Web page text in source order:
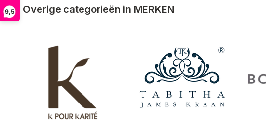
9,5 Overige categorieën in MERKEN